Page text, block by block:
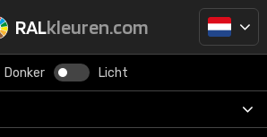
RALkleuren.com
Donker Licht